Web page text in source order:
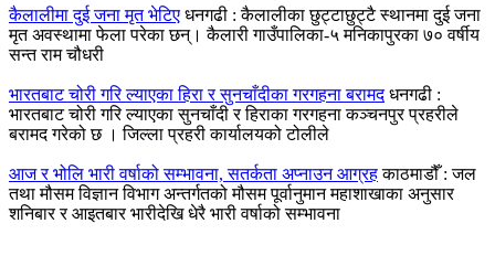
कैलालीमा दुई जना मृत भेटिए धनगढी : कैलालीका छुट्टाछुट्टै स्थानमा दुई जना
मृत अवस्थामा फेला परेका छन्। कैलारी गाउँपालिका-५ मनिकापुरका ७० वर्षीय
सन्त राम चौधरी
भारतबाट चोरी गरि ल्याएका हिरा र सुनचाँदीका गरगहना बरामदधनगढी :
भारतबाट चोरी गरि ल्याएका सुनचाँदी र हिराका गरगहना कञ्चनपुर प्रहरीले
बरामद गरेको छ । जिल्ला प्रहरी कार्यालयको टोलीले
आज र भोलि भारी वर्षाको सम्भावना, सतर्कता अप्नाउन आग्रहकाठमाडौँ : जल
तथा मौसम विज्ञान विभाग अन्तर्गतको मौसम पूर्वानुमान महाशाखाका अनुसार
शनिबार र आइतबार भारीदेखि धेरै भारी वर्षाको सम्भावना